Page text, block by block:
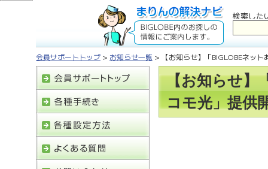
検索した
会員サポートトップ > お知らせ一覧 > 【お知らせ】「BIGLOBEネッ
【お知らせ】
コモ光」提供